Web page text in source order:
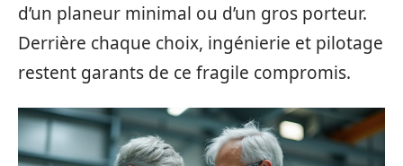
d’un planeur minimal ou d’un gros porteur.
Derrière chaque choix, ingénierie et pilotage
restent garants de ce fragile compromis.